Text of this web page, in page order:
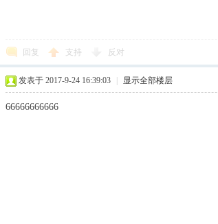
回复 支持 反对
发表于 2017-9-24 16:39:03 显示全部楼层
66666666666